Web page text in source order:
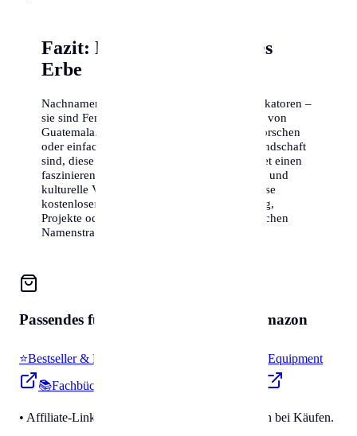
Fazit: Namen als kulturelles
Erbe
Nachnamen sind weit mehr als bloße Identifikatoren –
sie sind Fenster in die Geschichte und Kultur von
Guatemala. Ob Sie Ihre eigenen Wurzeln erforschen
oder einfach nur neugierig auf die Namenslandschaft
sind, diese Liste der Top 50 Nachnamen bietet einen
faszinierenden Einblick in die demografische und
kulturelle Vielfalt des Landes. Nutzen Sie diese
kostenlosen Informationen für Ihre Forschung,
Projekte oder einfach aus Interesse an der reichen
Namenstradition.
Passendes für auf Amazon
⭐Bestseller & Favoriten
Profi-Werkzeug & Equipment
📚Fachbücher & Guides
• Affiliate-Link: Wir erhalten eine kleine Provision bei Käufen.